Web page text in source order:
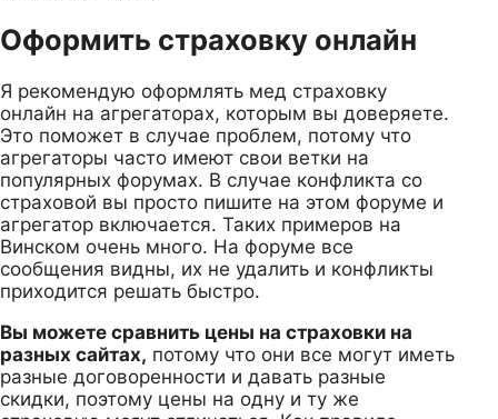
Оформить страховку онлайн
Я рекомендую оформлять мед страховку
онлайн на агрегаторах, которым вы доверяете.
Это поможет в случае проблем, потому что
агрегаторы часто имеют свои ветки на
популярных форумах. В случае конфликта со
страховой вы просто пишите на этом форуме и
агрегатор включается. Таких примеров на
Винском очень много. На форуме все
сообщения видны, их не удалить и конфликты
приходится решать быстро.
Вы можете сравнить цены на страховки на
разных сайтах, потому что они все могут иметь
разные договоренности и давать разные
скидки, поэтому цены на одну и ту же